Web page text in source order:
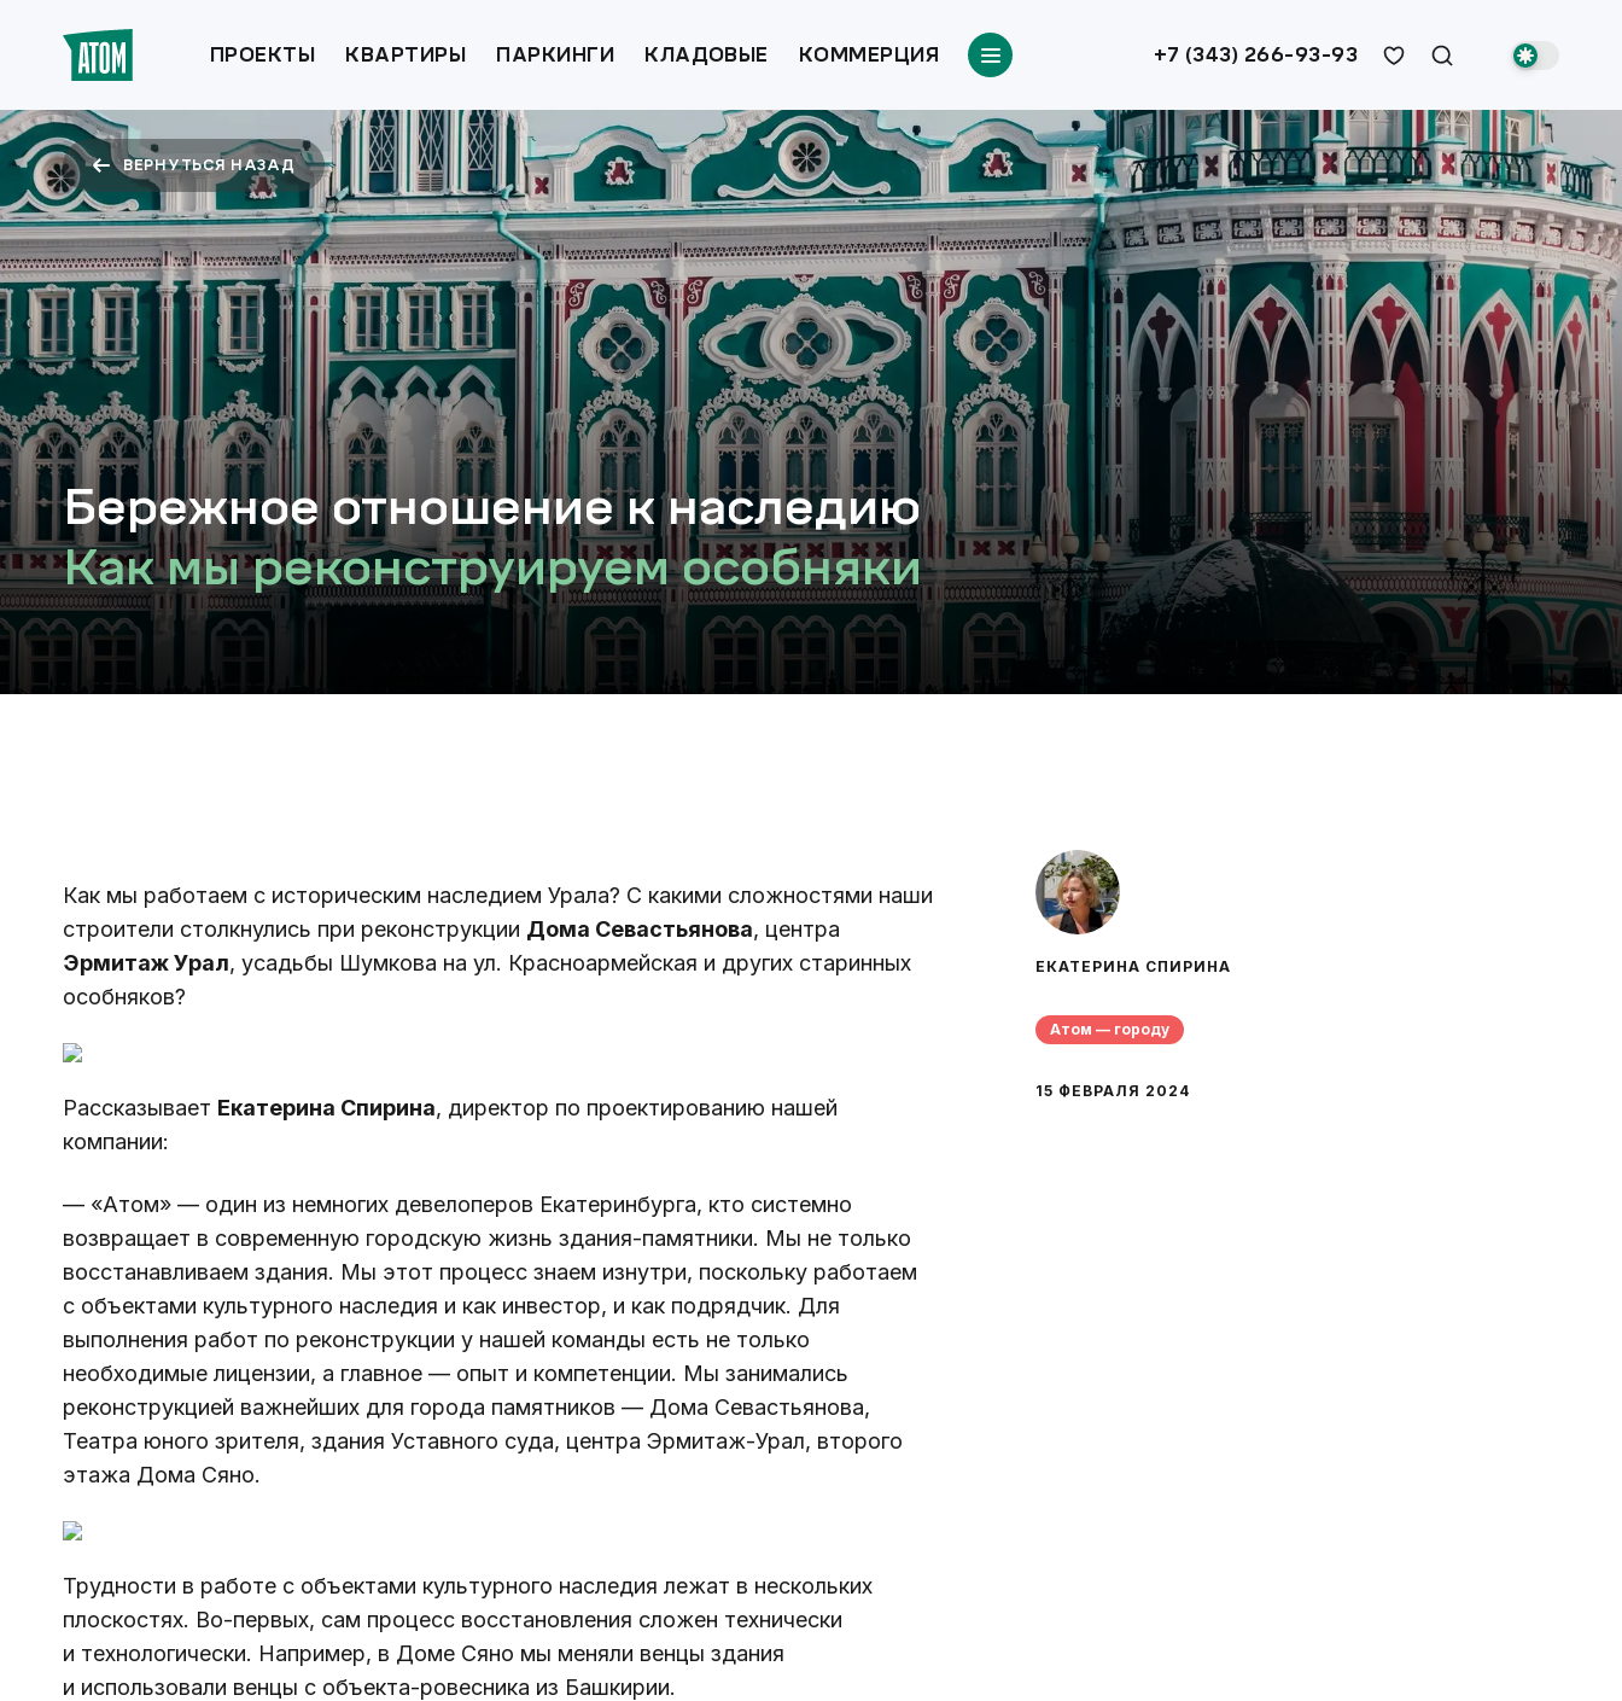
ПРОЕКТЫ КВАРТИРЫ ПАРКИНГИ КЛАДОВЫЕ КОММЕРЦИЯ +7 (343) 266-93-93
ВЕРНУТЬСЯ НАЗАД
Бережное отношение к наследию
Как мы реконструируем особняки
Как мы работаем с историческим наследием Урала? С какими сложностями наши
строители столкнулись при реконструкции Дома Севастьянова, центра
Эрмитаж Урал, усадьбы Шумкова на ул. Красноармейская и других старинных
особняков?
Рассказывает Екатерина Спирина, директор по проектированию нашей
компании:
— «Атом» — один из немногих девелоперов Екатеринбурга, кто системно
возвращает в современную городскую жизнь здания-памятники. Мы не только
восстанавливаем здания. Мы этот процесс знаем изнутри, поскольку работаем
с объектами культурного наследия и как инвестор, и как подрядчик. Для
выполнения работ по реконструкции у нашей команды есть не только
необходимые лицензии, а главное — опыт и компетенции. Мы занимались
реконструкцией важнейших для города памятников — Дома Севастьянова,
Театра юного зрителя, здания Уставного суда, центра Эрмитаж-Урал, второго
этажа Дома Сяно.
Трудности в работе с объектами культурного наследия лежат в нескольких
плоскостях. Во-первых, сам процесс восстановления сложен технически
и технологически. Например, в Доме Сяно мы меняли венцы здания
и использовали венцы с объекта-ровесника из Башкирии.
ЕКАТЕРИНА СПИРИНА
Атом — городу
15 ФЕВРАЛЯ 2024